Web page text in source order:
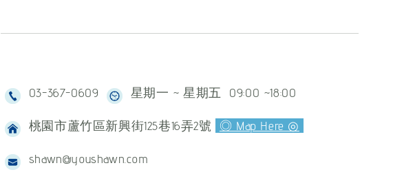
03-367-0609 星期一 ~ 星期五 09:00 ~18:00
桃園市蘆竹區新興街125巷16弄2號 ◎ Map Here ◎
shawn@youshawn.com